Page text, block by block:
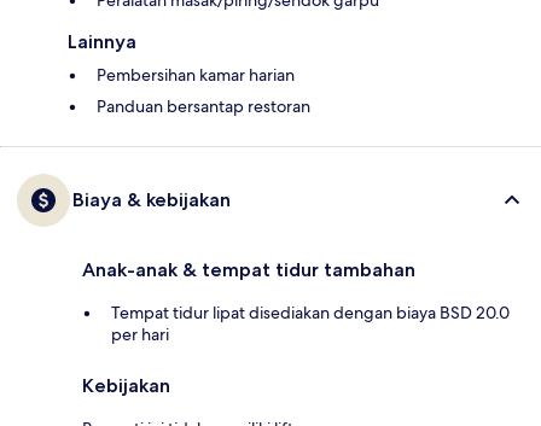
Lainnya
Pembersihan kamar harian
Panduan bersantap restoran
Biaya & kebijakan
Anak-anak & tempat tidur tambahan
Tempat tidur lipat disediakan dengan biaya BSD 20.0
per hari
Kebijakan